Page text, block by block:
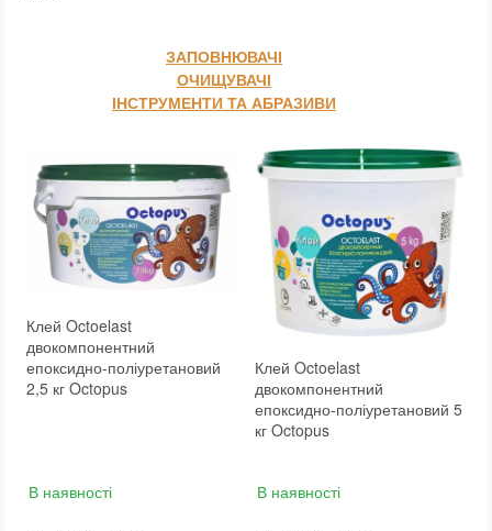
ЗАПОВНЮВАЧІ
ОЧИЩУВАЧІ
ІНСТРУМЕНТИ ТА АБРАЗИВИ
Клей Octoelast
двокомпонентний
епоксидно-поліуретановий
2,5 кг Octopus
В наявності
Клей Octoelast
двокомпонентний
епоксидно-поліуретановий 5
кг Octopus
В наявності